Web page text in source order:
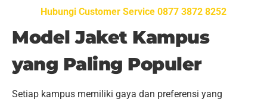
Hubungi Customer Service 0877 3872 8252
Model Jaket Kampus
yang Paling Populer
Setiap kampus memiliki gaya dan preferensi yang